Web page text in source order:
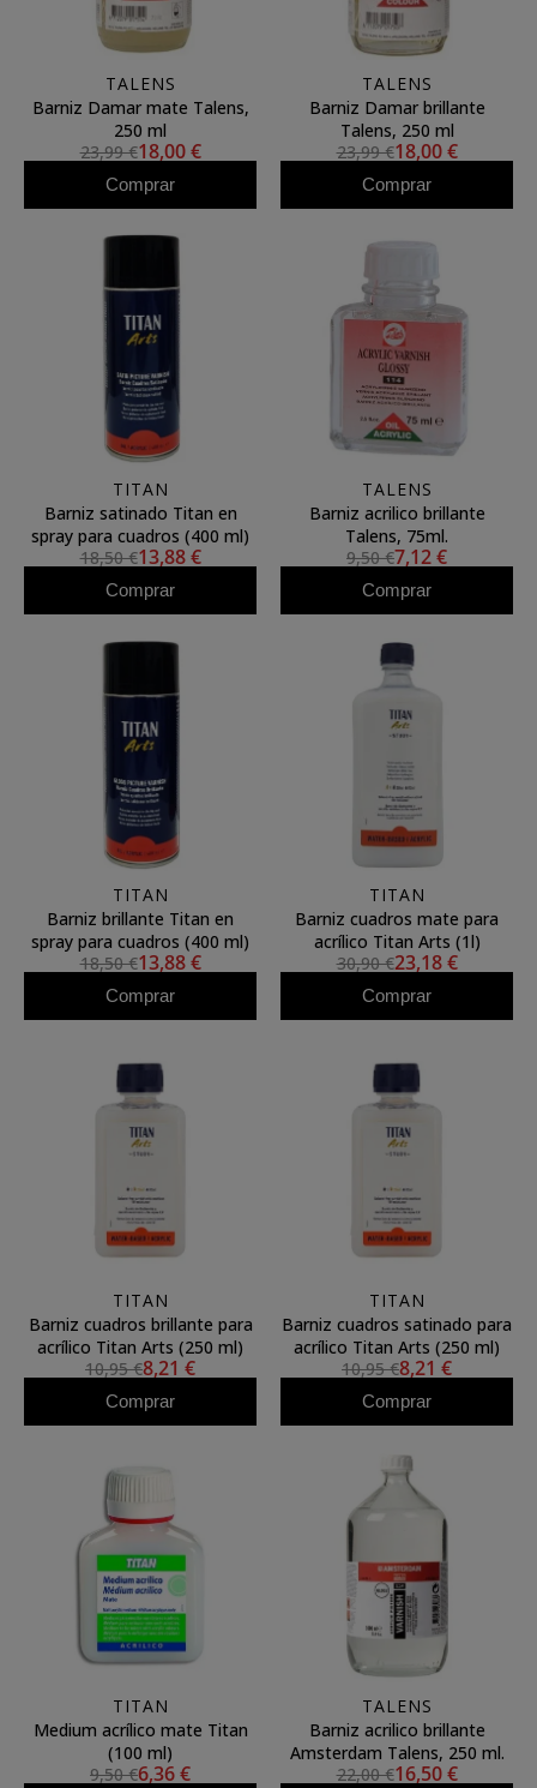
TALENS
Barniz Damar mate Talens,
250 ml
23,99 €18,00 €
Comprar
TALENS
Barniz Damar brillante
Talens, 250 ml
23,99 €18,00 €
Comprar
TITAN
Barniz satinado Titan en
spray para cuadros (400 ml)
18,50 €13,88 €
Comprar
TALENS
Barniz acrilico brillante
Talens, 75ml.
9,50 €7,12 €
Comprar
TITAN
Barniz brillante Titan en
spray para cuadros (400 ml)
18,50 €13,88 €
Comprar
TITAN
Barniz cuadros mate para
acrílico Titan Arts (1l)
30,90 €23,18 €
Comprar
TITAN
Barniz cuadros brillante para
acrílico Titan Arts (250 ml)
10,95 €8,21 €
Comprar
TITAN
Barniz cuadros satinado para
acrílico Titan Arts (250 ml)
10,95 €8,21 €
Comprar
TITAN
Medium acrílico mate Titan
(100 ml)
9,50 €6,36 €
TALENS
Barniz acrilico brillante
Amsterdam Talens, 250 ml.
22,00 €16,50 €